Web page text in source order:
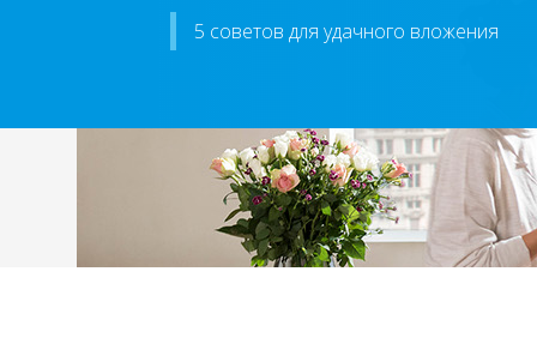
5 советов для удачного вложения